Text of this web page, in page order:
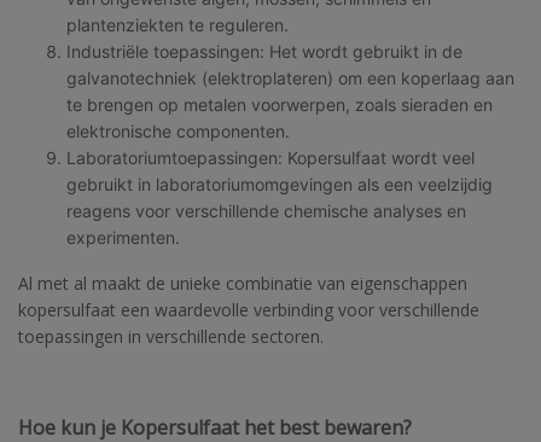
plantenziekten te reguleren.
Industriële toepassingen: Het wordt gebruikt in de
galvanotechniek (elektroplateren) om een koperlaag aan
te brengen op metalen voorwerpen, zoals sieraden en
elektronische componenten.
Laboratoriumtoepassingen: Kopersulfaat wordt veel
gebruikt in laboratoriumomgevingen als een veelzijdig
reagens voor verschillende chemische analyses en
experimenten.
Al met al maakt de unieke combinatie van eigenschappen
kopersulfaat een waardevolle verbinding voor verschillende
toepassingen in verschillende sectoren.
Hoe kun je Kopersulfaat het best bewaren?